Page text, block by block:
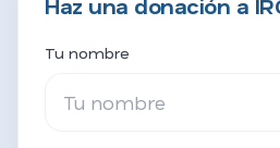
Tu nombre